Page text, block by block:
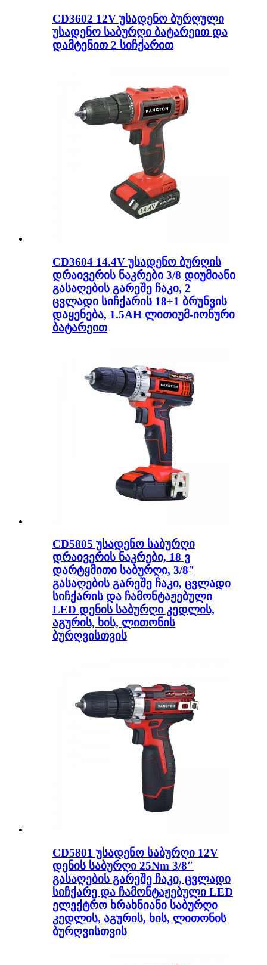
CD3602 12V უსადენო ბურღული
უსადენო საბურღი ბატარეით და
დამტენით 2 სიჩქარით
CD3604 14.4V უსადენო ბურღის
დრაივერის ნაკრები 3/8 დიუმიანი
გასაღების გარეშე ჩაკი, 2
ცვლადი სიჩქარის 18+1 ბრუნვის
დაყენება, 1.5AH ლითიუმ-იონური
ბატარეით
CD5805 უსადენო საბურღი
დრაივერის ნაკრები, 18 ვ
დარტყმითი საბურღი, 3/8″
გასაღების გარეშე ჩაკი, ცვლადი
სიჩქარის და ჩამონტაჟებული
LED დენის საბურღი კედლის,
აგურის, ხის, ლითონის
ბურღვისთვის
CD5801 უსადენო საბურღი 12V
დენის საბურღი 25Nm 3/8″
გასაღების გარეშე ჩაკი, ცვლადი
სიჩქარე და ჩამონტაჟებული LED
ელექტრო ხრახნიანი საბურღი
კედლის, აგურის, ხის, ლითონის
ბურღვისთვის